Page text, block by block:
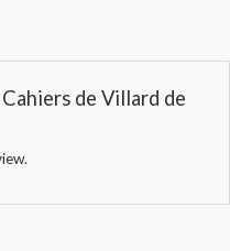
de Villard de